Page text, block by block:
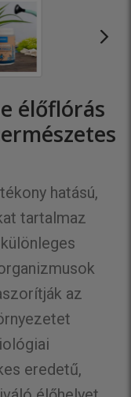
élőflórás
hatású,
tartalmaz
az
eredetű,